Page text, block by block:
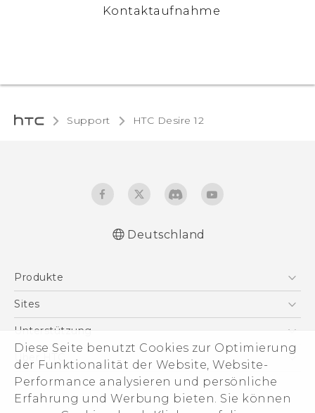
Diese Seite benutzt Cookies zur Optimierung
der Funktionalität der Website, Website-
Performance analysieren und persönliche
Erfahrung und Werbung bieten. Sie können
Kontaktaufnahme
Support HTC Desire 12‎
behördliche Bestimmungen
English - Quick start guide
English - User manual
English - Safety and regulatory guide
Deutschland
Produkte
Smartphones
VIVE
Zubehör
Sites
HTC Dev
HTC Vive
Unterstützung
Unterstützung
eCommerce Support
Über HTC
ESG
Impressum